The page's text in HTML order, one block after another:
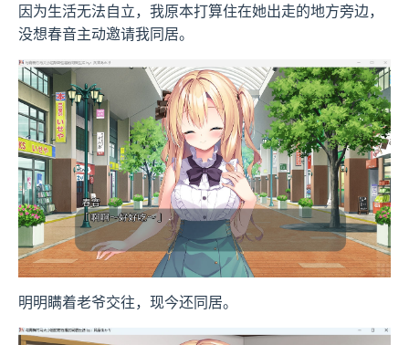
因为生活无法自立，我原本打算住在她出走的地方旁边，
没想春音主动邀请我同居。
明明瞒着老爷交往，现今还同居。